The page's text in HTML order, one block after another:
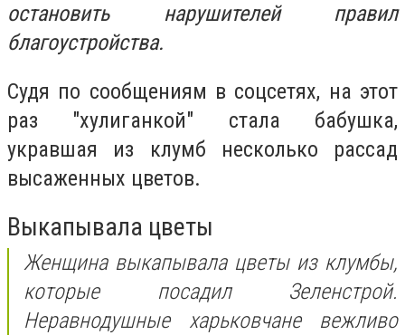
остановить нарушителей правил
благоустройства.
Судя по сообщениям в соцсетях, на этот
раз "хулиганкой" стала бабушка,
укравшая из клумб несколько рассад
высаженных цветов.
Выкапывала цветы
Женщина выкапывала цветы из клумбы,
которые посадил Зеленстрой.
Неравнодушные харьковчане вежливо